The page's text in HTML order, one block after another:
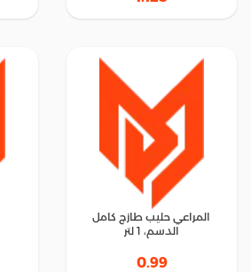
المراعي حليب طازج كامل
الدسم، 1 لتر
0.99